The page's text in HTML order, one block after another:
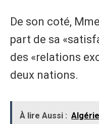
De son coté,
part de sa
des «relations
deux nations.
À lire Aussi :